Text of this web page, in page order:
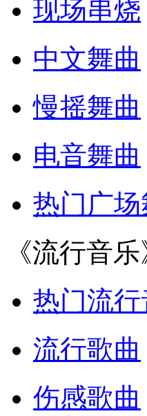
现场串烧
中文舞曲
慢摇舞曲
电音舞曲
热门广场
《流行音
热门流行
流行歌曲
伤感歌曲